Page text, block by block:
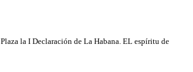
la I Declaración de La Habana. EL espíritu de